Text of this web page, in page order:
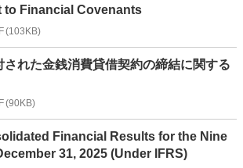
to Financial Covenants
(103KB)
された金銭消費貸借契約の締結に関する
(90KB)
Financial Results for the Nine
31, 2025 (Under IFRS)